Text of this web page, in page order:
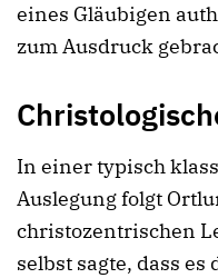
eines Gläubigen
zum Ausdruck
In einer typisch
Auslegung folgt
christozentrischen
selbst sagte, dass